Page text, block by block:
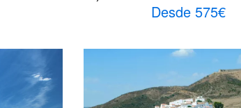
Desde 575€